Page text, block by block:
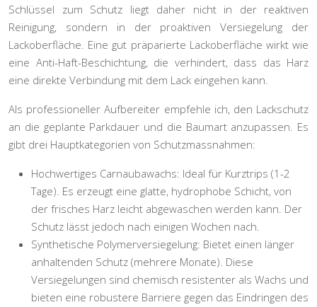
Schlüssel zum Schutz liegt daher nicht in der reaktiven
Reinigung, sondern in der proaktiven Versiegelung der
Lackoberfläche. Eine gut präparierte Lackoberfläche wirkt wie
eine Anti-Haft-Beschichtung, die verhindert, dass das Harz
eine direkte Verbindung mit dem Lack eingehen kann.
Als professioneller Aufbereiter empfehle ich, den Lackschutz
an die geplante Parkdauer und die Baumart anzupassen. Es
gibt drei Hauptkategorien von Schutzmassnahmen:
Hochwertiges Carnaubawachs: Ideal für Kurztrips (1-2
Tage). Es erzeugt eine glatte, hydrophobe Schicht, von
der frisches Harz leicht abgewaschen werden kann. Der
Schutz lässt jedoch nach einigen Wochen nach.
Synthetische Polymerversiegelung: Bietet einen länger
anhaltenden Schutz (mehrere Monate). Diese
Versiegelungen sind chemisch resistenter als Wachs und
bieten eine robustere Barriere gegen das Eindringen des